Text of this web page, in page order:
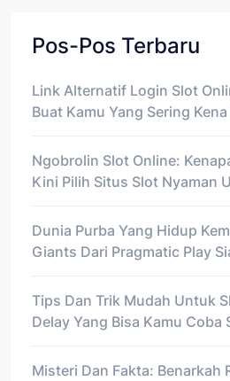
Pos-Pos Terbaru
Link Alternatif Login Slot
Buat Kamu Yang Sering
Ngobrolin Slot Online:
Kini Pilih Situs Slot Nyaman
Dunia Purba Yang Hidup
Giants Dari Pragmatic Play
Tips Dan Trik Mudah Untuk
Delay Yang Bisa Kamu Coba
Misteri Dan Fakta: Benarkah